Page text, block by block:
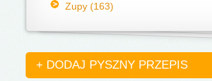
Zupy (163)
+ DODAJ PYSZNY PRZEPIS